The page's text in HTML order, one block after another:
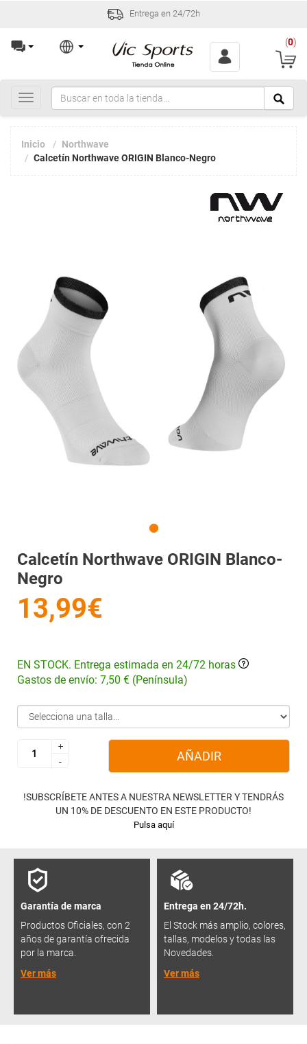
Entrega en 24/72h
(0)
Toggle
navigation
Inicio
Northwave
Calcetín Northwave ORIGIN Blanco-Negro
Calcetín Northwave ORIGIN Blanco-
Negro
13,99€
EN STOCK. Entrega estimada en 24/72 horas
Gastos de envío: 7,50 € (Península)
+
-
+
-
AÑADIR
!SUBSCRÍBETE ANTES A NUESTRA NEWSLETTER Y TENDRÁS
UN 10% DE DESCUENTO EN ESTE PRODUCTO!
Pulsa aquí
Garantía de marca
Productos Oficiales, con 2
años de garantía ofrecida
por la marca.
Ver más
Entrega en 24/72h.
El Stock más amplio, colores,
tallas, modelos y todas las
Novedades.
Ver más